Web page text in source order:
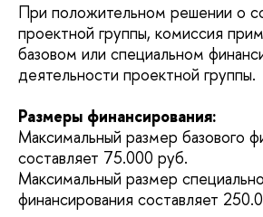
При положительном решении о
проектной группы, комиссия
базовом или специальном
деятельности проектной группы.
Размеры финансирования:
Максимальный размер базового
составляет 75.000 руб.
Максимальный размер
финансирования составляет